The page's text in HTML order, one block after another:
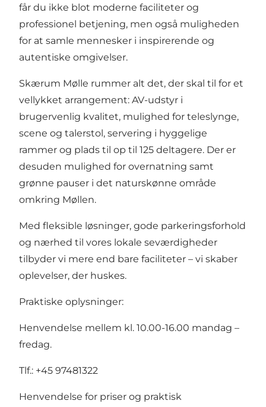
får du ikke blot moderne faciliteter og
professionel betjening, men også muligheden
for at samle mennesker i inspirerende og
autentiske omgivelser.
Skærum Mølle rummer alt det, der skal til for et
vellykket arrangement: AV-udstyr i
brugervenlig kvalitet, mulighed for teleslynge,
scene og talerstol, servering i hyggelige
rammer og plads til op til 125 deltagere. Der er
desuden mulighed for overnatning samt
grønne pauser i det naturskønne område
omkring Møllen.
Med fleksible løsninger, gode parkeringsforhold
og nærhed til vores lokale seværdigheder
tilbyder vi mere end bare faciliteter – vi skaber
oplevelser, der huskes.
Praktiske oplysninger:
Henvendelse mellem kl. 10.00-16.00 mandag –
fredag.
Tlf.: +45 97481322
Henvendelse for priser og praktisk